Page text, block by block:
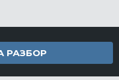
РАЗБОР